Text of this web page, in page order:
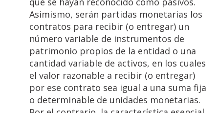
Asimismo, serán partidas monetarias los
contratos para recibir (o entregar) un
número variable de instrumentos de
patrimonio propios de la entidad o una
cantidad variable de activos, en los cuales
el valor razonable a recibir (o entregar)
por ese contrato sea igual a una suma fija
o determinable de unidades monetarias.